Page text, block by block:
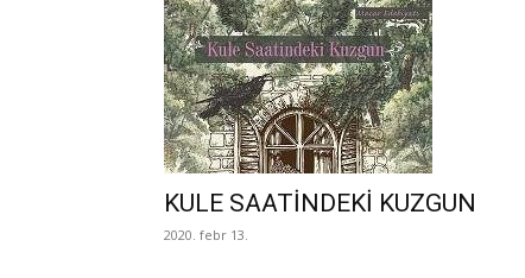
KULE SAATİNDEKİ KUZGUN
2020. febr 13.